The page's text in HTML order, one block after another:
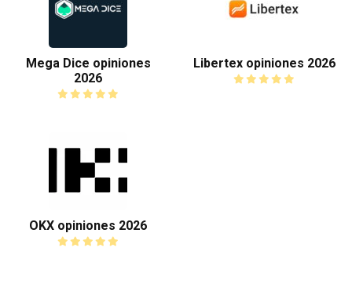
Mega Dice opiniones
2026
Libertex opiniones 2026
OKX opiniones 2026